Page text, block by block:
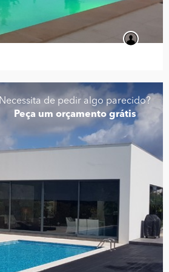
Necessita de pedir algo parecido?
Peça um orçamento grátis